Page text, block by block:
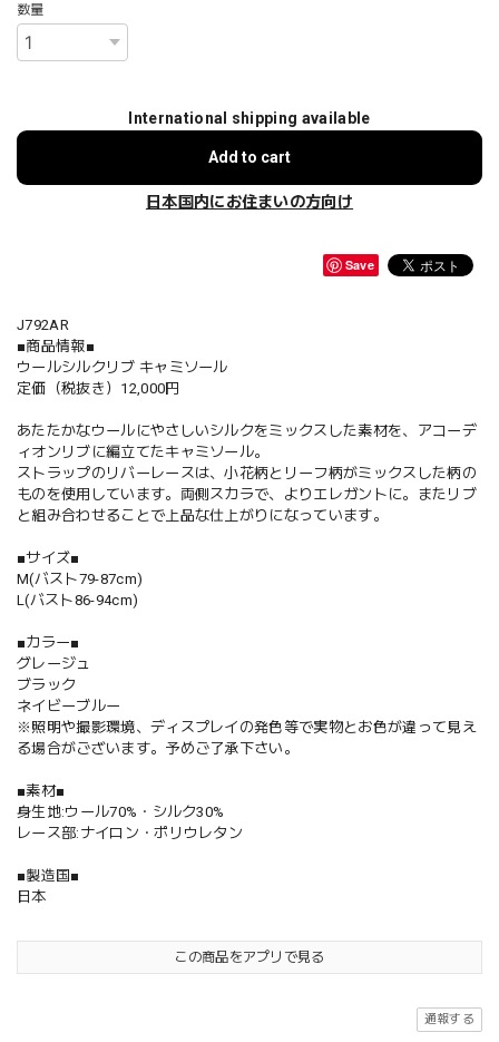
数量
International shipping available
Add to cart
日本国内にお住まいの方向け
Save
J792AR
■商品情報■
ウールシルクリブ キャミソール
定価（税抜き）12,000円
あたたかなウールにやさしいシルクをミックスした素材を、アコーデ
ィオンリブに編立てたキャミソール。
ストラップのリバーレースは、小花柄とリーフ柄がミックスした柄の
ものを使用しています。両側スカラで、よりエレガントに。またリブ
と組み合わせることで上品な仕上がりになっています。
■サイズ■
M(バスト79-87cm)
L(バスト86-94cm)
■カラー■
グレージュ
ブラック
ネイビーブルー
※照明や撮影環境、ディスプレイの発色等で実物とお色が違って見え
る場合がございます。予めご了承下さい。
■素材■
身生地:ウール70%・シルク30%
レース部:ナイロン・ポリウレタン
■製造国■
日本
この商品をアプリで見る
通報する